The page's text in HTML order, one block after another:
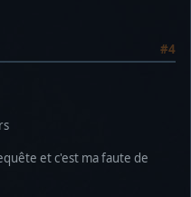
parameter 1 to be
ospy/public_html/
parameter 1 to be
parameter 1 to be
ospy/public_html/
#4
et c'est ma faute de